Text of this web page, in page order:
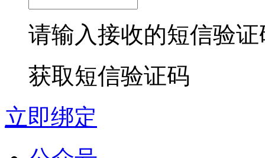
请输入接收的短信验证
获取短信验证码
立即绑定